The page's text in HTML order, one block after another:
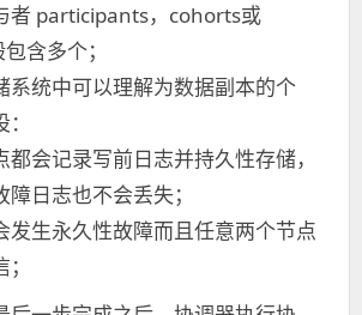
participants，cohorts或
含多个；
统中可以理解为数据副本的个
记录写前日志并持久性存储，
日志也不会丢失；
永久性故障而且任意两个节点